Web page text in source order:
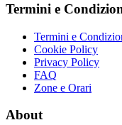
Termini e
Termini e
Cookie Policy
Privacy Policy
FAQ
Zone e Orari
About